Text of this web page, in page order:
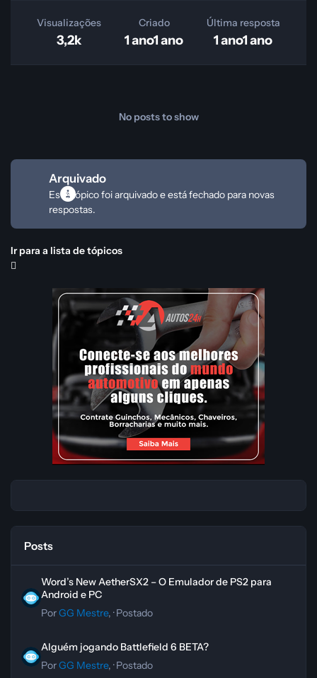
Visualizações
3,2k
Criado
1 ano1 ano
Última resposta
1 ano1 ano
No posts to show
Arquivado
Este tópico foi arquivado e está fechado para novas
respostas.
Ir para a lista de tópicos
Posts
Word’s New AetherSX2 – O Emulador de PS2 para
Android e PC
PorGG Mestre, ·Postado
Alguém jogando Battlefield 6 BETA?
PorGG Mestre, ·Postado